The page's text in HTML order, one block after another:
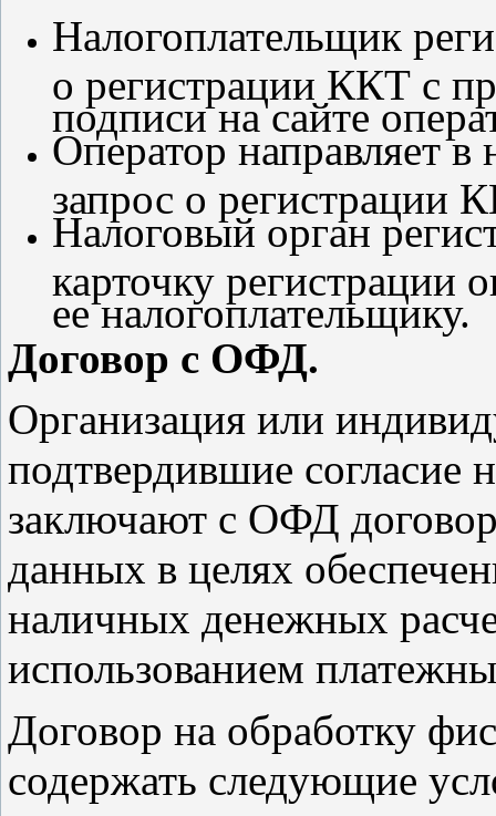
Налогоплательщик
о регистрации ККТ с
подписи на сайте
Оператор направляет
запрос о регистрации
Налоговый орган
карточку регистрации
ее налогоплательщику.
Договор с ОФД.
Организация или
подтвердившие согласие
заключают с ОФД
данных в целях
наличных денежных
использованием
Договор на обработку
содержать следующие